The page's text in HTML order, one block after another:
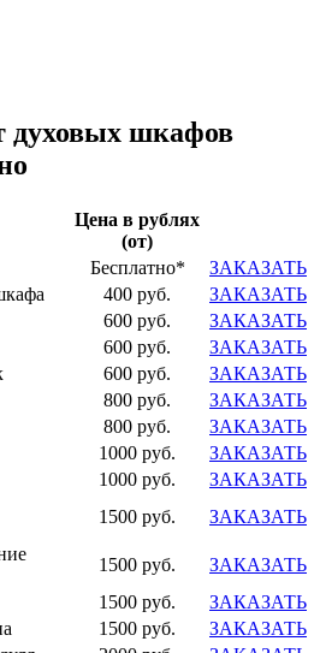
духовых шкафов
Цена в рублях
(от)
Бесплатно*
ЗАКАЗАТЬ
400 руб.
ЗАКАЗАТЬ
600 руб.
ЗАКАЗАТЬ
600 руб.
ЗАКАЗАТЬ
600 руб.
ЗАКАЗАТЬ
800 руб.
ЗАКАЗАТЬ
800 руб.
ЗАКАЗАТЬ
1000 руб.
ЗАКАЗАТЬ
1000 руб.
ЗАКАЗАТЬ
1500 руб.
ЗАКАЗАТЬ
1500 руб.
ЗАКАЗАТЬ
1500 руб.
ЗАКАЗАТЬ
1500 руб.
ЗАКАЗАТЬ